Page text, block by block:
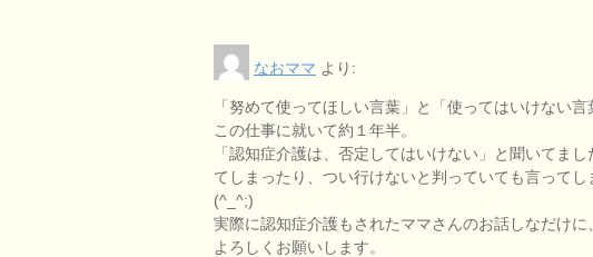
なおママ より:
「努めて使ってほしい言葉」と「使ってはいけない
この仕事に就いて約１年半。
「認知症介護は、否定してはいけない」と聞いてま
てしまったり、つい行けないと判っていても言って
(^_^;)
実際に認知症介護もされたママさんのお話しなだけに
よろしくお願いします。